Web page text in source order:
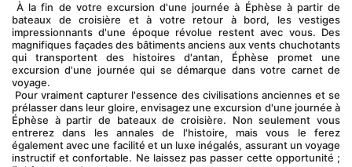
À la fin de votre excursion d'une journée à Éphèse à partir de
bateaux de croisière et à votre retour à bord, les vestiges
impressionnants d'une époque révolue restent avec vous. Des
magnifiques façades des bâtiments anciens aux vents chuchotants
qui transportent des histoires d'antan, Éphèse promet une
excursion d'une journée qui se démarque dans votre carnet de
voyage.
prélasser dans leur gloire, envisagez une excursion d'une journée à
Éphèse à partir de bateaux de croisière. Non seulement vous
entrerez dans les annales de l'histoire, mais vous le ferez
également avec une facilité et un luxe inégalés, assurant un voyage
instructif et confortable. Ne laissez pas passer cette opportunité ;